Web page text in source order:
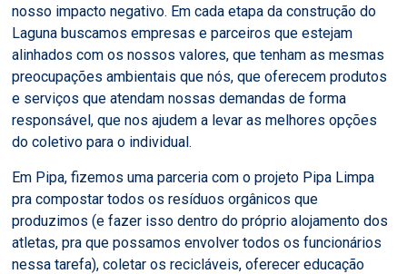
nosso impacto negativo. Em cada etapa da construção do
Laguna buscamos empresas e parceiros que estejam
alinhados com os nossos valores, que tenham as mesmas
preocupações ambientais que nós, que oferecem produtos
e serviços que atendam nossas demandas de forma
responsável, que nos ajudem a levar as melhores opções
do coletivo para o individual.
Em Pipa, fizemos uma parceria com o projeto Pipa Limpa
pra compostar todos os resíduos orgânicos que
produzimos (e fazer isso dentro do próprio alojamento dos
atletas, pra que possamos envolver todos os funcionários
nessa tarefa), coletar os recicláveis, oferecer educação